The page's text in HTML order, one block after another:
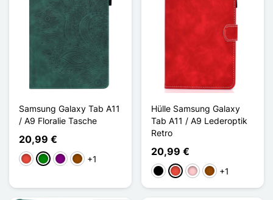
Samsung Galaxy Tab A11
/ A9 Floralie Tasche
20,99 €
Rot GrünViolettBraun
+1
Hülle Samsung Galaxy
Tab A11 / A9 Lederoptik
Retro
20,99 €
Schwarz
Rot PinkBraun
+1